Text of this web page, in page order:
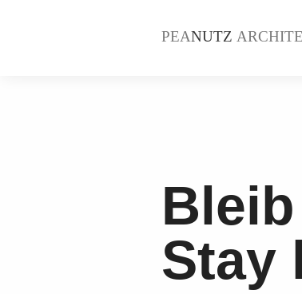
PEANUTZ
Stay